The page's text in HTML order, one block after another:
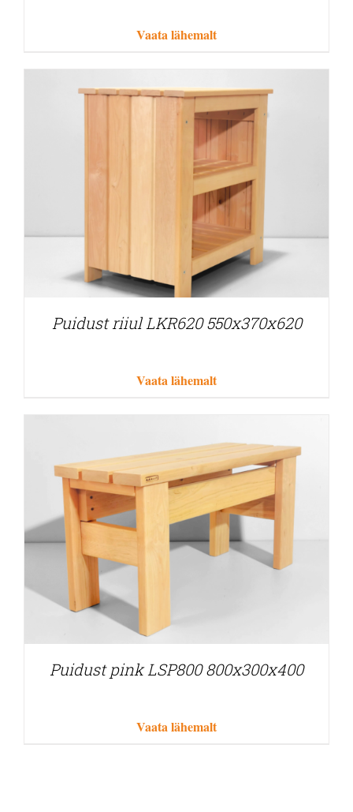
Vaata lähemalt
Puidust riiul LKR620 550x370x620
Vaata lähemalt
Puidust pink LSP800 800x300x400
Vaata lähemalt